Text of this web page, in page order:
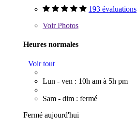
193 évaluations
VoirPhotos
Heures normales
Voir tout
Lun - ven : 10h am à 5h pm
Sam - dim : fermé
Fermé aujourd'hui